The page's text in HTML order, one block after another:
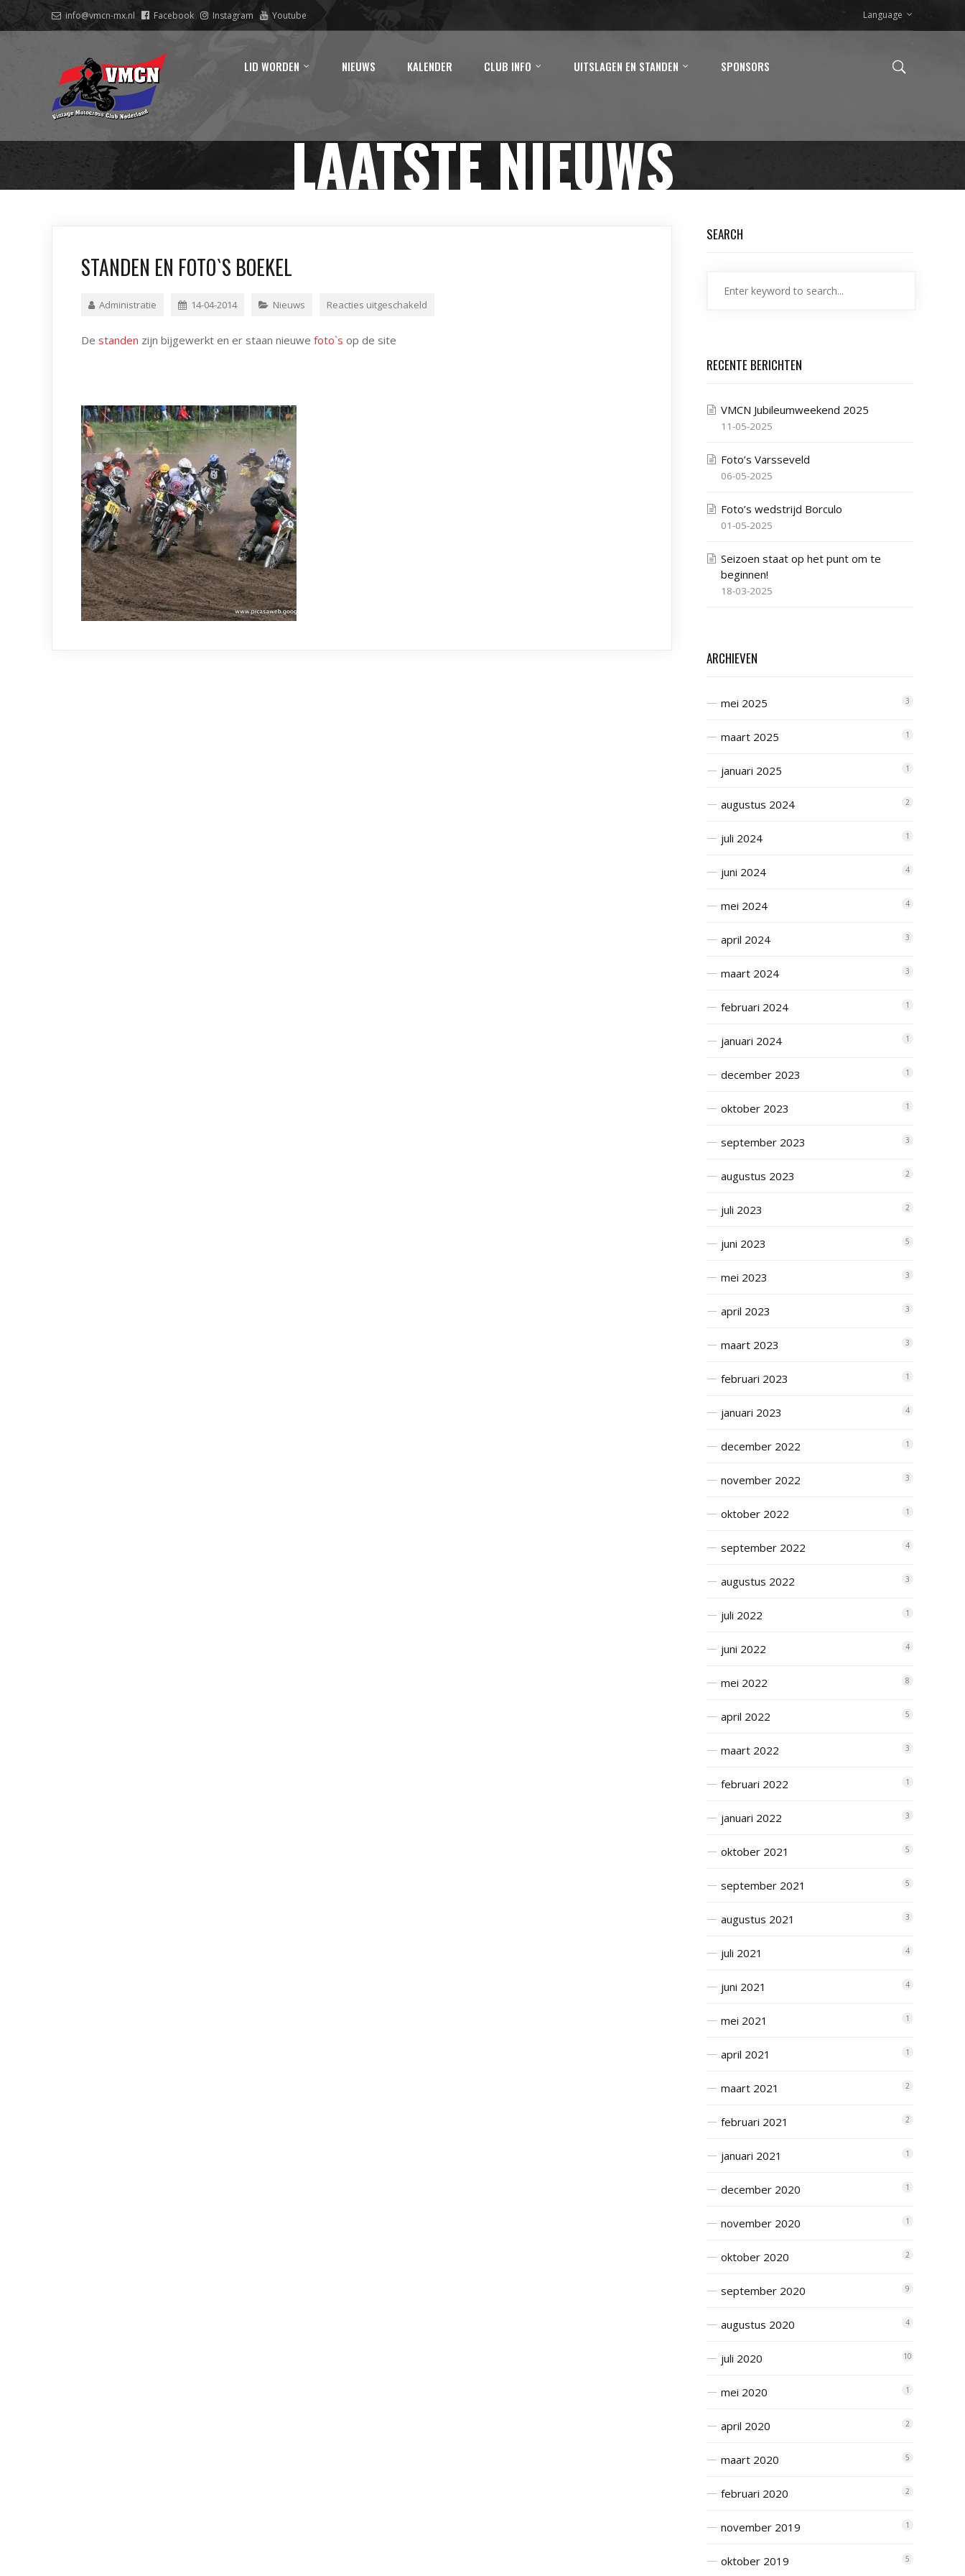
info@vmcn-mx.nl Facebook Instagram Youtube Language
LID WORDEN NIEUWS KALENDER CLUB INFO UITSLAGEN EN STANDEN SPONSORS
LAATSTE NIEUWS
STANDEN EN FOTO`S BOEKEL
Administratie 14-04-2014 Nieuws Reacties uitgeschakeld
De standen zijn bijgewerkt en er staan nieuwe foto`s op de site
SEARCH
RECENTE BERICHTEN
VMCN Jubileumweekend 2025
11-05-2025
Foto’s Varsseveld
06-05-2025
Foto’s wedstrijd Borculo
01-05-2025
Seizoen staat op het punt om te
beginnen!
18-03-2025
ARCHIEVEN
mei 2025 3
maart 2025 1
januari 2025 1
augustus 2024 2
juli 2024 1
juni 2024 4
mei 2024 4
april 2024 3
maart 2024 3
februari 2024 1
januari 2024 1
december 2023 1
oktober 2023 1
september 2023 3
augustus 2023 2
juli 2023 2
juni 2023 5
mei 2023 3
april 2023 3
maart 2023 3
februari 2023 1
januari 2023 4
december 2022 1
november 2022 3
oktober 2022 1
september 2022 4
augustus 2022 3
juli 2022 1
juni 2022 4
mei 2022 8
april 2022 5
maart 2022 3
februari 2022 1
januari 2022 3
oktober 2021 5
september 2021 5
augustus 2021 3
juli 2021 4
juni 2021 4
mei 2021 1
april 2021 1
maart 2021 2
februari 2021 2
januari 2021 1
december 2020 1
november 2020 1
oktober 2020 2
september 2020 9
augustus 2020 4
juli 2020 10
mei 2020 1
april 2020 2
maart 2020 5
februari 2020 2
november 2019 1
oktober 2019 5